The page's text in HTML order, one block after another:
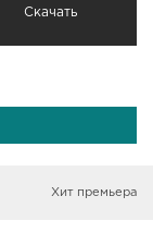
Скачать
Хит премьера